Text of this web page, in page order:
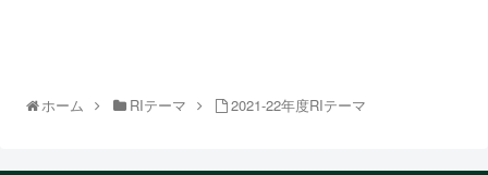
ホーム RIテーマ 2021-22年度RIテーマ